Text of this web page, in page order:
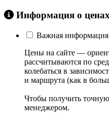
Информация о ценах
Важная информация
Цены на сайте —
рассчитываются по
колебаться в
и маршрута (как в
Чтобы получить
менеджером.